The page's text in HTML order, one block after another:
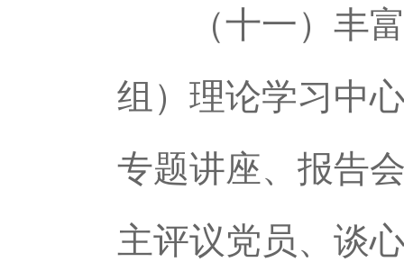
（十一）丰富
组）理论学习中
专题讲座、报告
主评议党员、谈